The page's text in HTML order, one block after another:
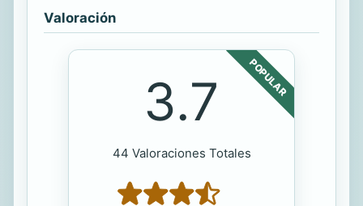
Valoración
POPULAR
3.7
44 Valoraciones Totales